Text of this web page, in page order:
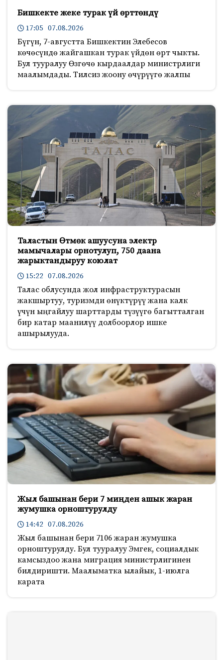
Бишкекте жеке турак үй өрттөндү
17:05 07.08.2026
Бүгүн, 7-августта Бишкектин Элебесов
көчөсүндө жайгашкан турак үйдөн өрт чыкты.
Бул тууралуу Өзгөчө кырдаалдар министрлиги
маалымдады. Тилсиз жоону өчүрүүгө жалпы
Таластын Өтмөк ашуусуна электр
мамычалары орнотулуп, 750 даана
жарыктандыруу коюлат
15:22 07.08.2026
Талас облусунда жол инфраструктурасын
жакшыртуу, туризмди өнүктүрүү жана калк
үчүн ыңгайлуу шарттарды түзүүгө багытталган
бир катар маанилүү долбоорлор ишке
ашырылууда.
Жыл башынан бери 7 миңден ашык жаран
жумушка орноштурулду
14:42 07.08.2026
Жыл башынан бери 7106 жаран жумушка
орноштурулду. Бул тууралуу Эмгек, социалдык
камсыздоо жана миграция министрлигинен
билдиришти. Маалыматка ылайык, 1-июлга
карата